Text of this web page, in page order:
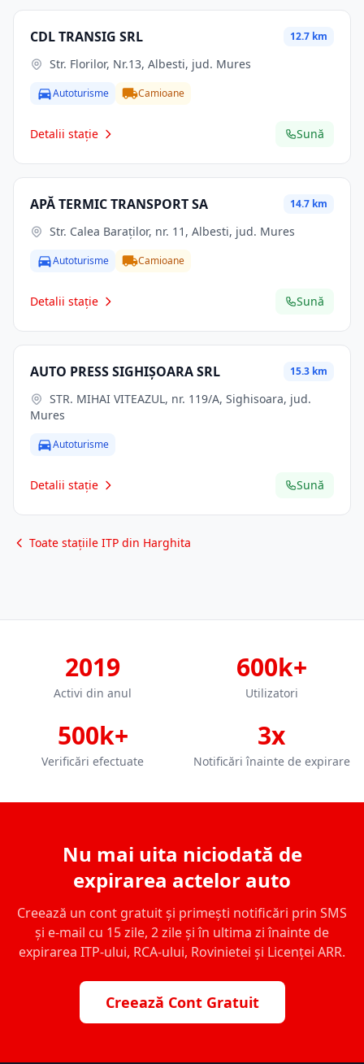
CDL TRANSIG SRL 12.7 km
Str. Florilor, Nr.13, Albesti, jud. Mures
Autoturisme Camioane
Detalii stație Sună
APĂ TERMIC TRANSPORT SA 14.7 km
Str. Calea Baraţilor, nr. 11, Albesti, jud. Mures
Autoturisme Camioane
Detalii stație Sună
AUTO PRESS SIGHIŞOARA SRL 15.3 km
Mures
Autoturisme
Detalii stație Sună
Toate stațiile ITP din Harghita
2019
Activi din anul
600k+
Utilizatori
500k+
Verificări efectuate
3x
Notificări înainte de expirare
Nu mai uita niciodată de
expirarea actelor auto
Creează un cont gratuit și primești notificări prin SMS
și e-mail cu 15 zile, 2 zile și în ultima zi înainte de
expirarea ITP-ului, RCA-ului, Rovinietei și Licenței ARR.
Creează Cont Gratuit